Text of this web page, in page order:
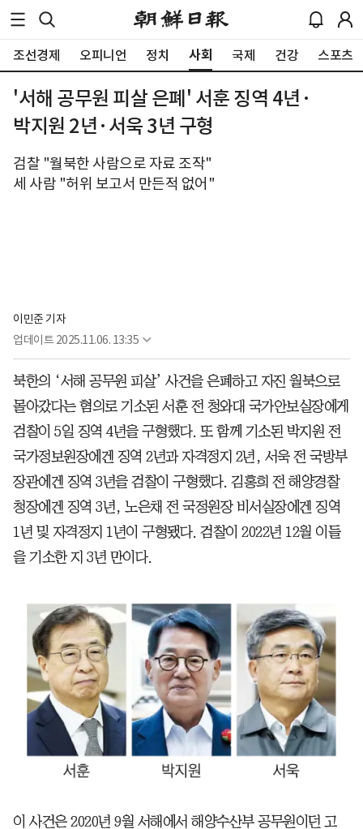
조선경제 오피니언 정치 사회 국제 건강 스포츠
'서해 공무원 피살 은폐' 서훈 징역 4년·
박지원 2년·서욱 3년 구형
검찰 "월북한 사람으로 자료 조작"
세 사람 "허위 보고서 만든적 없어"
이민준 기자
업데이트 2025.11.06. 13:35
북한의 ‘서해 공무원 피살’ 사건을 은폐하고 자진 월북으로
몰아갔다는 혐의로 기소된 서훈 전 청와대 국가안보실장에게
검찰이 5일 징역 4년을 구형했다. 또 함께 기소된 박지원 전
국가정보원장에겐 징역 2년과 자격정지 2년, 서욱 전 국방부
장관에겐 징역 3년을 검찰이 구형했다. 김홍희 전 해양경찰
청장에겐 징역 3년, 노은채 전 국정원장 비서실장에겐 징역
1년 및 자격정지 1년이 구형됐다. 검찰이 2022년 12월 이들
을 기소한 지 3년 만이다.
이 사건은 2020년 9월 서해에서 해양수산부 공무원이던 고